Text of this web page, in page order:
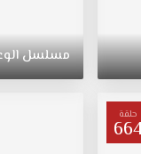
مسلسل
حلقة